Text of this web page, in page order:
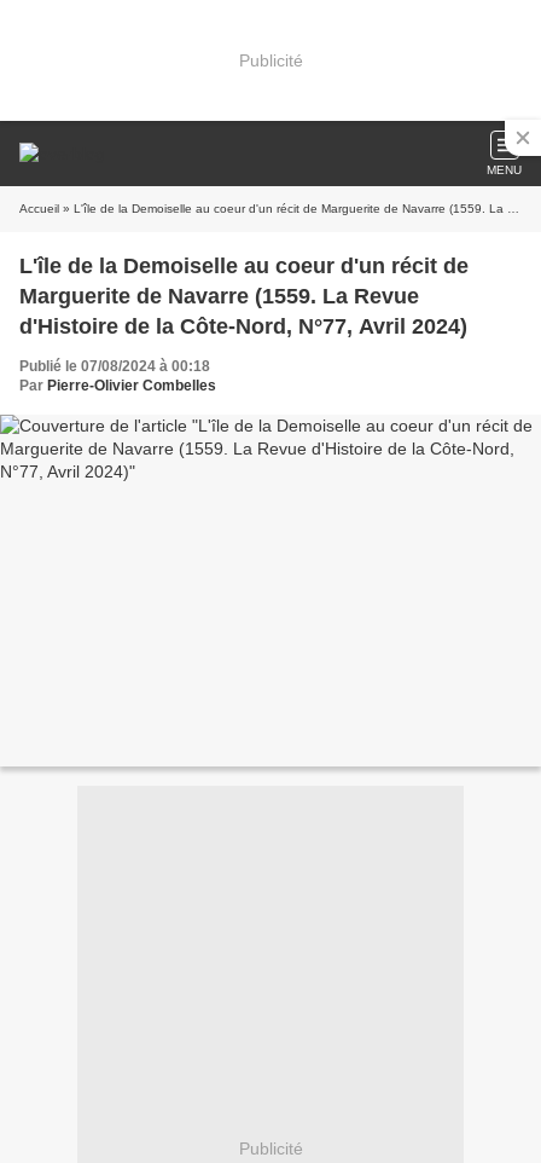
Publicité
MENU
Accueil » L'île de la Demoiselle au coeur d'un récit de Marguerite de Navarre (1559. La Revue d'Histoire de la Côte-Nord, N°77, Avril 2024)
L'île de la Demoiselle au coeur d'un récit de
Marguerite de Navarre (1559. La Revue
d'Histoire de la Côte-Nord, N°77, Avril 2024)
Publié le 07/08/2024 à 00:18
Par Pierre-Olivier Combelles
Publicité